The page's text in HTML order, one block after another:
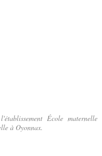
École maternelle
à Oyonnax.